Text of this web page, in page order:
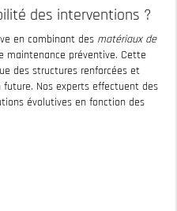
des interventions ?
en combinant des matériaux de
maintenance préventive. Cette
des structures renforcées et
Nos experts effectuent des
évolutives en fonction des